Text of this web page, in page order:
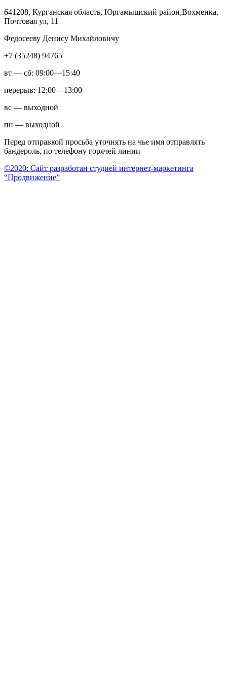
641208, Курганская область, Юргамышский район,Вохменка,
Почтовая ул, 11
Федосееву Денису Михайловичу
+7 (35248) 94765
вт — сб: 09:00—15:40
перерыв: 12:00—13:00
вс — выходной
пн — выходной
Перед отправкой просьба уточнять на чье имя отправлять
бандероль, по телефону горячей линии
©2020: Сайт разработан студией интернет-маркетинга
“Продвижение”